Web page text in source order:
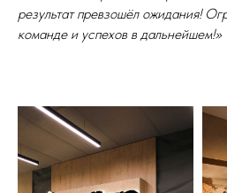
результат превзошёл ожидания!
команде и успехов в дальнейшем!»